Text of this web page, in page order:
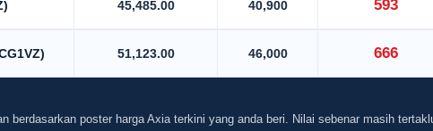
45,485.00 40,900 593
51,123.00 46,000 666
berdasarkan poster harga Axia terkini yang anda beri. Nilai sebenar masih